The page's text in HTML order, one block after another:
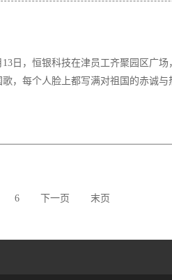
日，恒银科技在津员工齐聚园区广
，每个人脸上都写满对祖国的赤诚与
6 下一页 末页